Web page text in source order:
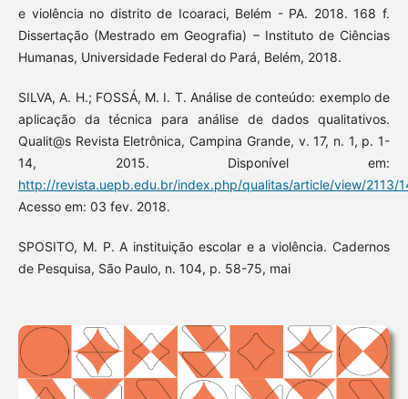
e violência no distrito de Icoaraci, Belém - PA. 2018. 168 f.
Dissertação (Mestrado em Geografia) – Instituto de Ciências
Humanas, Universidade Federal do Pará, Belém, 2018.
SILVA, A. H.; FOSSÁ, M. I. T. Análise de conteúdo: exemplo de
aplicação da técnica para análise de dados qualitativos.
Qualit@s Revista Eletrônica, Campina Grande, v. 17, n. 1, p. 1-
14, 2015. Disponível em:
http://revista.uepb.edu.br/index.php/qualitas/article/view/2113/
Acesso em: 03 fev. 2018.
SPOSITO, M. P. A instituição escolar e a violência. Cadernos
de Pesquisa, São Paulo, n. 104, p. 58-75, mai